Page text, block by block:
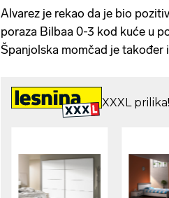
Alvarez je rekao da je bio
poraza Bilbaa 0-3 kod kuće u
Španjolska momčad je također